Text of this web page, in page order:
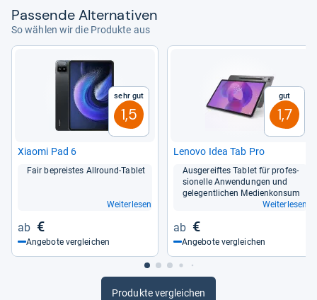
Pas­sende Alter­na­ti­ven
So wählen wir die Produkte aus
Sehr gut
1,5
Xiaomi Pad 6
Fair bepreis­tes All­round-​Tablet
Weiterlesen
€
Angebote vergleichen
Gut
1,7
Lenovo Idea Tab Pro
Aus­ge­reif­tes Tablet für pro­fes­
sio­nelle Anwen­dun­gen und
gele­gent­li­chen Medien­kon­sum
Weiterlesen
€
Angebote vergleichen
Produkte vergleichen